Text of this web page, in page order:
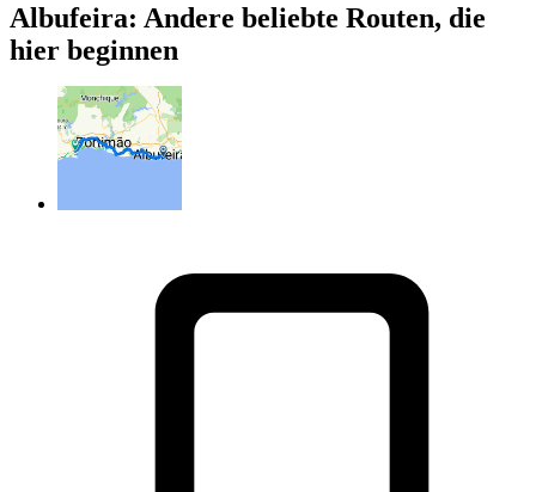
Albufeira: Andere beliebte Routen, die
hier beginnen